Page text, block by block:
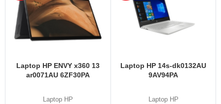
Laptop HP ENVY x360 13
ar0071AU 6ZF30PA
Laptop HP
Laptop HP 14s-dk0132AU
9AV94PA
Laptop HP